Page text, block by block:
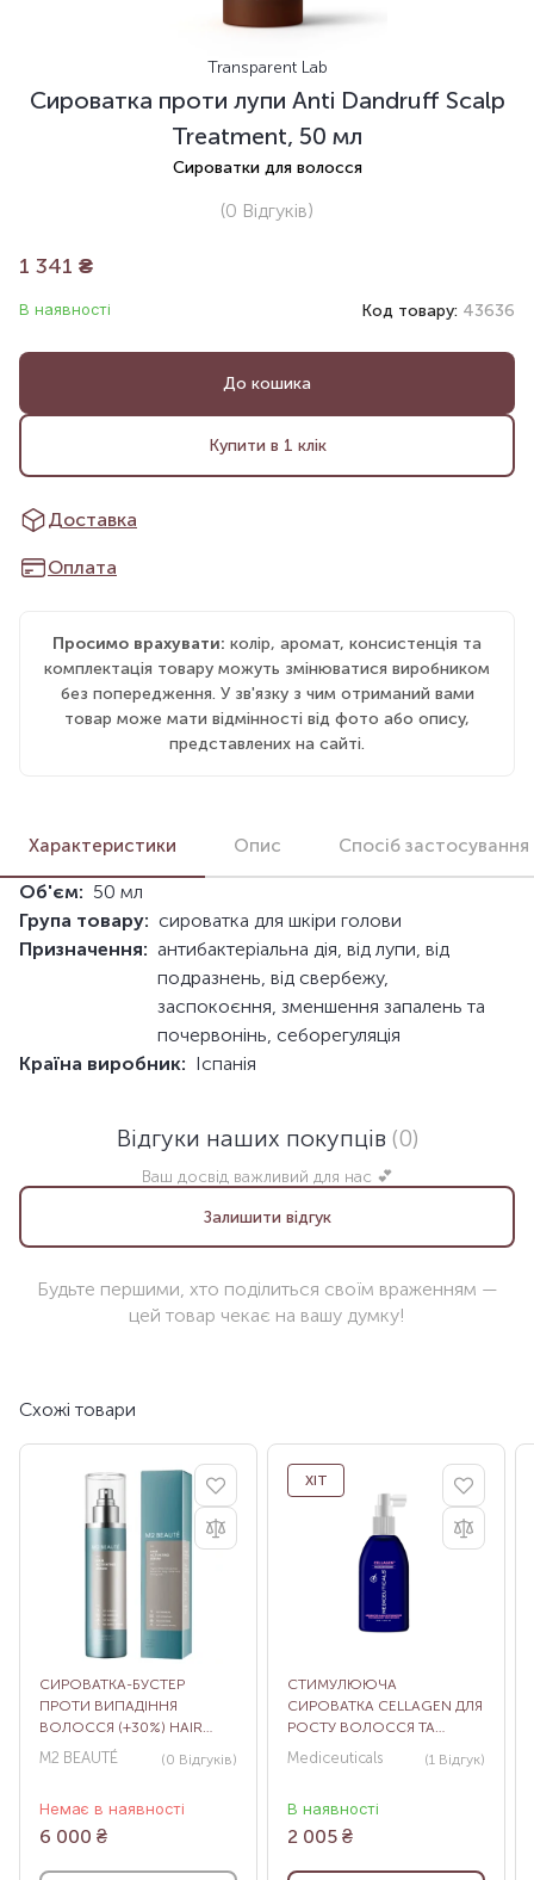
Transparent Lab
Сироватка проти лупи Anti Dandruff Scalp
Treatment, 50 мл
Сироватки для волосся
(0 Відгуків)
1 341 ₴
В наявності Код товару: 43636
До кошика
Купити в 1 клік
Доставка
Оплата
Просимо врахувати: колір, аромат, консистенція та
комплектація товару можуть змінюватися виробником
без попередження. У зв'язку з чим отриманий вами
товар може мати відмінності від фото або опису,
представлених на сайті.
Характеристики Опис Спосіб застосування
Об'єм: 50 мл
Група товару: сироватка для шкіри голови
Призначення: антибактеріальна дія, від лупи, від
подразнень, від свербежу,
заспокоєння, зменшення запалень та
почервонінь, себорегуляція
Країна виробник: Іспанія
Відгуки наших покупців (0)
Ваш досвід важливий для нас 💕
Залишити відгук
Будьте першими, хто поділиться своїм враженням —
цей товар чекає на вашу думку!
Схожі товари
СИРОВАТКА-БУСТЕР
ПРОТИ ВИПАДІННЯ
ВОЛОССЯ (+30%) HAIR
ACTIVATING SERUM, 120 МЛ
M2 BEAUTÉ (0 Відгуків)
Немає в наявності
6 000 ₴
ХІТ
СТИМУЛЮЮЧА
СИРОВАТКА CELLAGEN ДЛЯ
РОСТУ ВОЛОССЯ ТА
ЗДОРОВ’Я ШКІРИ ГОЛОВИ
Mediceuticals (1 Відгук)
В наявності
2 005 ₴